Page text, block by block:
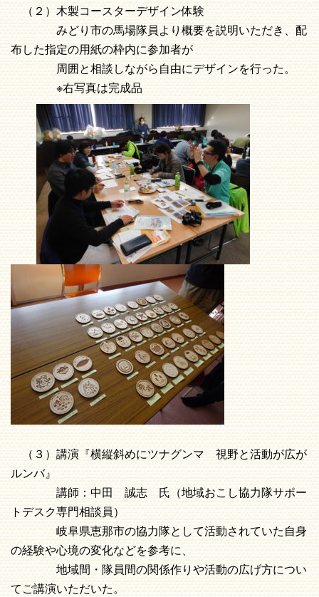
（２）木製コースターデザイン体験
みどり市の馬場隊員より概要を説明いただき、配
布した指定の用紙の枠内に参加者が
周囲と相談しながら自由にデザインを行った。
※右写真は完成品
（３）講演『横縦斜めにツナグンマ 視野と活動が広が
ルンバ』
講師：中田 誠志 氏（地域おこし協力隊サポー
トデスク専門相談員）
岐阜県恵那市の協力隊として活動されていた自身
の経験や心境の変化などを参考に、
地域間・隊員間の関係作りや活動の広げ方につい
てご講演いただいた。